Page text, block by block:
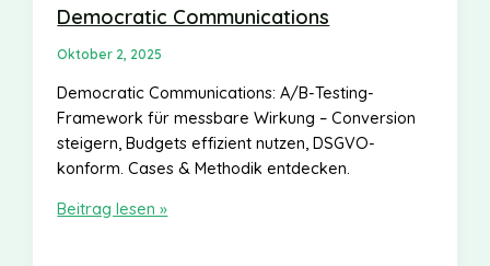
Democratic Communications
Oktober 2, 2025
Democratic Communications: A/B-Testing-
Framework für messbare Wirkung – Conversion
steigern, Budgets effizient nutzen, DSGVO-
konform. Cases & Methodik entdecken.
A/B-
Beitrag lesen »